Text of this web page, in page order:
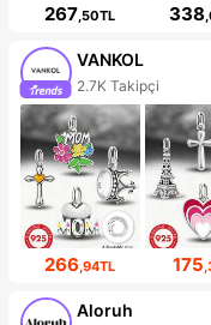
267 ,50TL 338
VANKOL
2.7K Takipçi
266 ,94TL 175
Aloruh